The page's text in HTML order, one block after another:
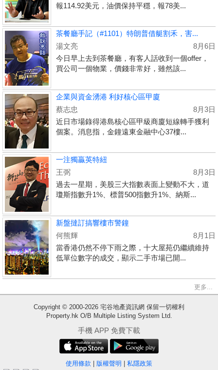
收
報114.92美元，油價保持平穩，報78美...
茶餐廳手記（#1101）特朗普借艇割禾，害...
湯文亮
8月6日
今日早上去到茶餐廳，有客人話收到一個offer，
買公司一個物業，價錢非常好，雖然該...
企業與資金湧港 利好核心區甲廈
蔡志忠
8月3日
近日市場錄得港島核心區甲級商廈短線轉手獲利
個案。消息指，金鐘遠東金融中心37樓...
一注獨贏英特紐
王弼
8月3日
過去一星期，美股三大指數表面上變動不大，道
瓊斯指數升1%、標普500指數升1%、納斯...
新盤撻訂搞響樓市警鐘
何熊輝
8月1日
當香港仍然不停下雨之際，十大屋苑仍繼續維持
低單位數字的成交，顯示二手市場已開...
更多...
Copyright © 2000-2026 宅谷地產資訊網 保留一切權利
Property.hk O/B Multiple Listing System Ltd.
手機 APP 免費下載
使用條款 版權聲明 私隱政策